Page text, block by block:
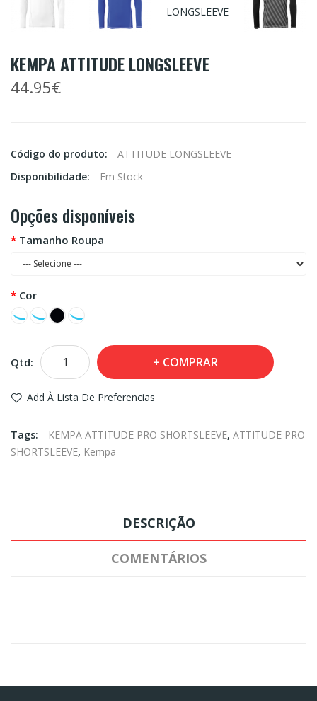
KEMPA ATTITUDE LONGSLEEVE
44.95€
Código do produto:
ATTITUDE LONGSLEEVE
Disponibilidade:
Em Stock
Opções disponíveis
Tamanho Roupa
Cor
Qtd: COMPRAR
Add À Lista De Preferencias
Tags: KEMPA ATTITUDE PRO SHORTSLEEVE, ATTITUDE PRO
SHORTSLEEVE, Kempa
DESCRIÇÃO
COMENTÁRIOS